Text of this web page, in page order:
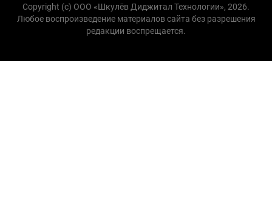
Copyright (с) ООО «Шкулёв Диджитал Технологии», 2026.
Любое воспроизведение материалов сайта без разрешения
редакции воспрещается.